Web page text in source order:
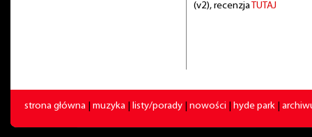
(v2), recenzja TUTAJ
strona główna muzyka listy/porady nowości hyde park